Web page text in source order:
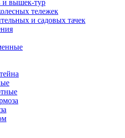
и вышек-тур
тележек
и садовых тачек